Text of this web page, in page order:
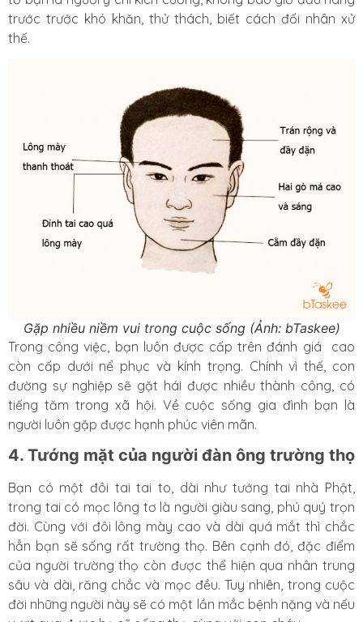
trước trước khó khăn, thử thách, biết cách đối nhân xử
thế.
Gặp nhiều niềm vui trong cuộc sống (Ảnh: bTaskee)
Trong công việc, bạn luôn được cấp trên đánh giá cao
còn cấp dưới nể phục và kính trọng. Chính vì thế, con
đường sự nghiệp sẽ gặt hái được nhiều thành công, có
tiếng tăm trong xã hội. Về cuộc sống gia đình bạn là
người luôn gặp được hạnh phúc viên mãn.
4. Tướng mặt của người đàn ông trường thọ
Bạn có một đôi tai tai to, dài như tướng tai nhà Phật,
trong tai có mọc lông tơ là người giàu sang, phú quý trọn
đời. Cùng với đôi lông mày cao và dài quá mắt thì chắc
hẳn bạn sẽ sống rất trường thọ. Bên cạnh đó, đặc điểm
của người trường thọ còn được thể hiện qua nhân trung
sâu và dài, răng chắc và mọc đều. Tuy nhiên, trong cuộc
đời những người này sẽ có một lần mắc bệnh nặng và nếu